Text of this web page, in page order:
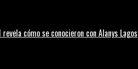
cómo se conocieron con Alanys Lagos